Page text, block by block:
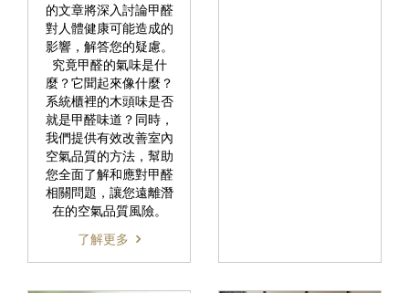
的文章將深入討論甲醛
對人體健康可能造成的
影響，解答您的疑慮。
究竟甲醛的氣味是什
麼？它聞起來像什麼？
系統櫃裡的木頭味是否
就是甲醛味道？同時，
我們提供有效改善室內
空氣品質的方法，幫助
您全面了解和應對甲醛
相關問題，讓您遠離潛
在的空氣品質風險。
了解更多